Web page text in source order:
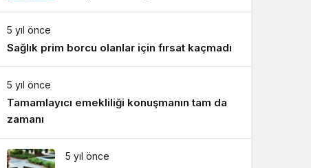
Onura Layık Görüldü?
5 yıl önce
Sağlık prim borcu olanlar için fırsat kaçmadı
5 yıl önce
Tamamlayıcı emekliliği konuşmanın tam da
zamanı
5 yıl önce